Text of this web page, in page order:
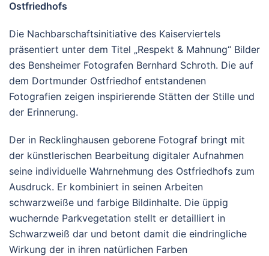
Ostfriedhofs
Die Nachbarschaftsinitiative des Kaiserviertels
präsentiert unter dem Titel „Respekt & Mahnung“ Bilder
des Bensheimer Fotografen Bernhard Schroth. Die auf
dem Dortmunder Ostfriedhof entstandenen
Fotografien zeigen inspirierende Stätten der Stille und
der Erinnerung.
Der in Recklinghausen geborene Fotograf bringt mit
der künstlerischen Bearbeitung digitaler Aufnahmen
seine individuelle Wahrnehmung des Ostfriedhofs zum
Ausdruck. Er kombiniert in seinen Arbeiten
schwarzweiße und farbige Bildinhalte. Die üppig
wuchernde Parkvegetation stellt er detailliert in
Schwarzweiß dar und betont damit die eindringliche
Wirkung der in ihren natürlichen Farben